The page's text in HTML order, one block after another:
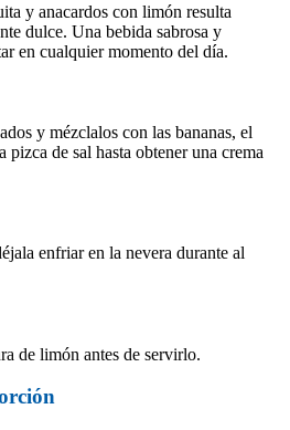
y anacardos con limón resulta
dulce. Una bebida sabrosa y
en cualquier momento del día.
y mézclalos con las bananas, el
de sal hasta obtener una crema
enfriar en la nevera durante al
de limón antes de servirlo.